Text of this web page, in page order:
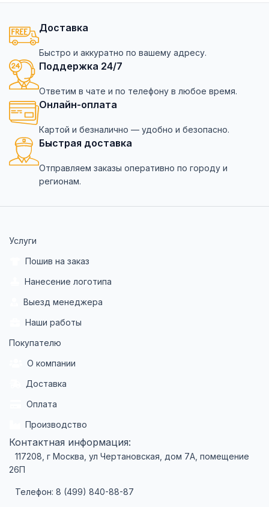
Доставка
Быстро и аккуратно по вашему адресу.
Поддержка 24/7
Ответим в чате и по телефону в любое время.
Онлайн-оплата
Картой и безналично — удобно и безопасно.
Быстрая доставка
Отправляем заказы оперативно по городу и
регионам.
Услуги
Пошив на заказ
Нанесение логотипа
Выезд менеджера
Наши работы
Покупателю
О компании
Доставка
Оплата
Производство
Контактная информация:
117208, г Москва, ул Чертановская, дом 7А, помещение
26П
Телефон: 8 (499) 840-88-87